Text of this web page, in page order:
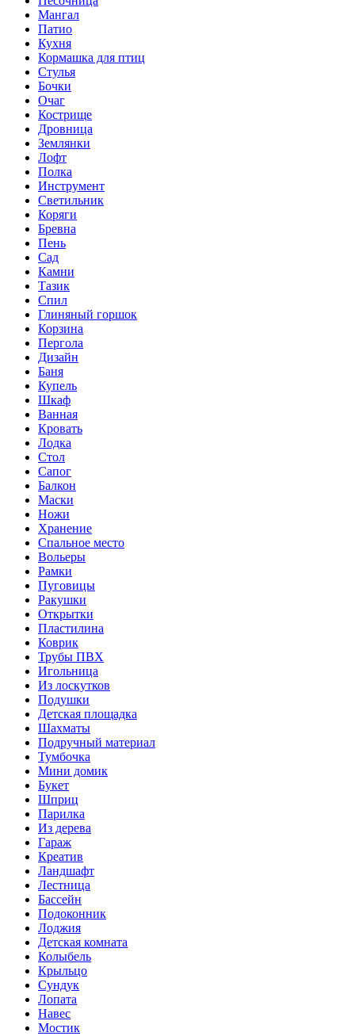
Мангал
Патио
Кухня
Кормашка для птиц
Стулья
Бочки
Очаг
Кострище
Дровница
Землянки
Лофт
Полка
Инструмент
Светильник
Коряги
Бревна
Пень
Сад
Камни
Тазик
Спил
Глиняный горшок
Корзина
Пергола
Дизайн
Баня
Купель
Шкаф
Ванная
Кровать
Лодка
Стол
Сапог
Балкон
Маски
Ножи
Хранение
Спальное место
Вольеры
Рамки
Пуговицы
Ракушки
Открытки
Пластилина
Коврик
Трубы ПВХ
Игольница
Из лоскутков
Подушки
Детская площадка
Шахматы
Подручный материал
Тумбочка
Мини домик
Букет
Шприц
Парилка
Из дерева
Гараж
Креатив
Ландшафт
Лестница
Бассейн
Подоконник
Лоджия
Детская комната
Колыбель
Крыльцо
Сундук
Лопата
Навес
Мостик